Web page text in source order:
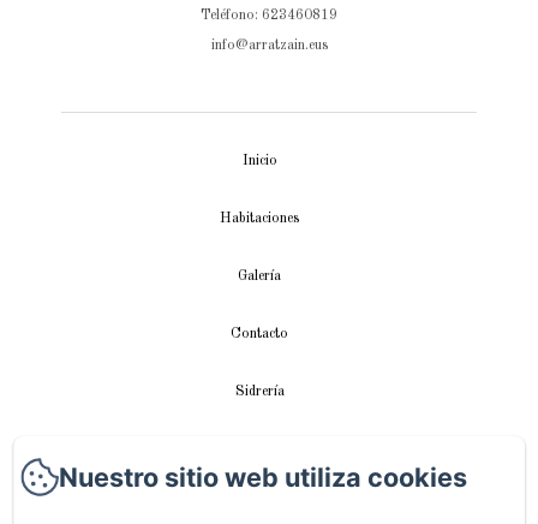
Teléfono: 623460819
info@arratzain.eus
Inicio
Habitaciones
Galería
Contacto
Sidrería
Nuestro sitio web utiliza cookies